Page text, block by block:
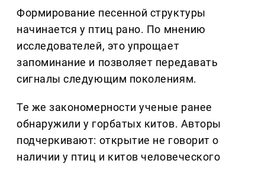
Формирование песенной структуры
начинается у птиц рано. По мнению
исследователей, это упрощает
запоминание и позволяет передавать
сигналы следующим поколениям.
Те же закономерности ученые ранее
обнаружили у горбатых китов. Авторы
подчеркивают: открытие не говорит о
наличии у птиц и китов человеческого